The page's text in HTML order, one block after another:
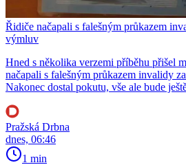
Řidiče načapali s falešným průkazem
výmluv
Hned s několika verzemi příběhu přišel
načapali s falešným průkazem invalidy
Nakonec dostal pokutu, vše ale bude
Pražská Drbna
dnes, 06:46
1 min